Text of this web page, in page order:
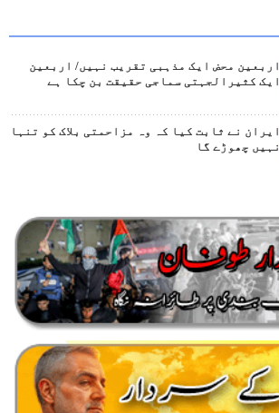
اربعین محض ایک مذہبی تقریب نہیں/ اربعین
ایک کثیرالجہتی سماجی حقیقت بن چکا ہے
ایران نے ثابت کیا کہ وہ مزاحمتی بلاک کو تنہا
نہیں چھوڑے گا